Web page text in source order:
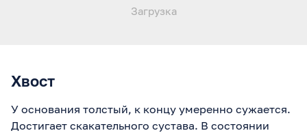
Хвост
У основания толстый, к концу умеренно сужается.
Достигает скакательного сустава. В состоянии